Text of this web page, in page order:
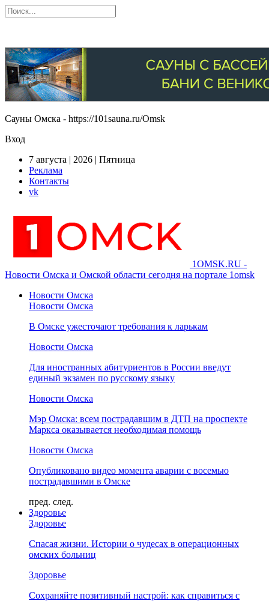
Сауны Омска - https://101sauna.ru/Omsk
Вход
7 августа | 2026 | Пятница
Реклама
Контакты
vk
1OMSK.RU -
Новости Омска и Омской области сегодня на портале 1omsk
Новости Омска
Новости Омска
В Омске ужесточают требования к ларькам
Новости Омска
Для иностранных абитуриентов в России введут
единый экзамен по русскому языку
Новости Омска
Мэр Омска: всем пострадавшим в ДТП на проспекте
Маркса оказывается необходимая помощь
Новости Омска
Опубликовано видео момента аварии с восемью
пострадавшими в Омске
пред. след.
Здоровье
Здоровье
Спасая жизни. Истории о чудесах в операционных
омских больниц
Здоровье
Сохраняйте позитивный настрой: как справиться с